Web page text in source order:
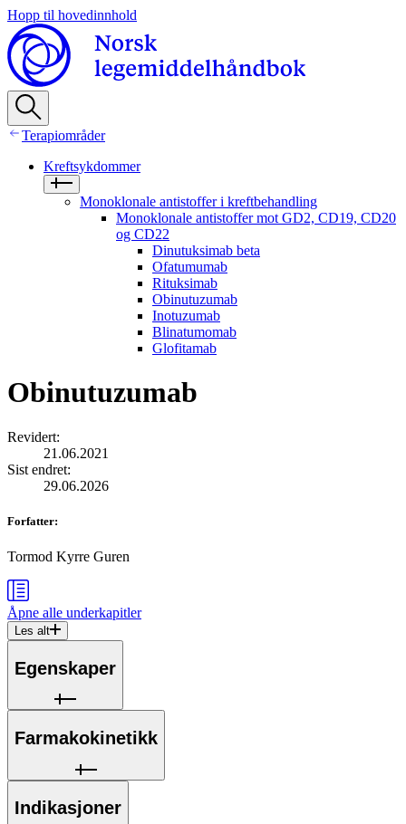
Hopp til hovedinnhold
Terapiområder
Kreftsykdommer
Monoklonale antistoffer i kreftbehandling
Monoklonale antistoffer mot GD2, CD19, CD20
og CD22
Dinutuksimab beta
Ofatumumab
Rituksimab
Obinutuzumab
Inotuzumab
Blinatumomab
Glofitamab
Obinutuzumab
Revidert:
21.06.2021
Sist endret:
29.06.2026
Forfatter:
Tormod Kyrre Guren
Åpne alle underkapitler
Les alt
Egenskaper
Farmakokinetikk
Indikasjoner